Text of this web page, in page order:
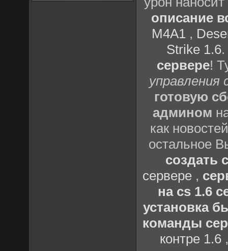
описание
M4A1 ,
Strike 1.6
сервере!
управления
готовую
админом
как
остальное
создать
сервере,
на cs 1.6
установка
команды
контре 1.6